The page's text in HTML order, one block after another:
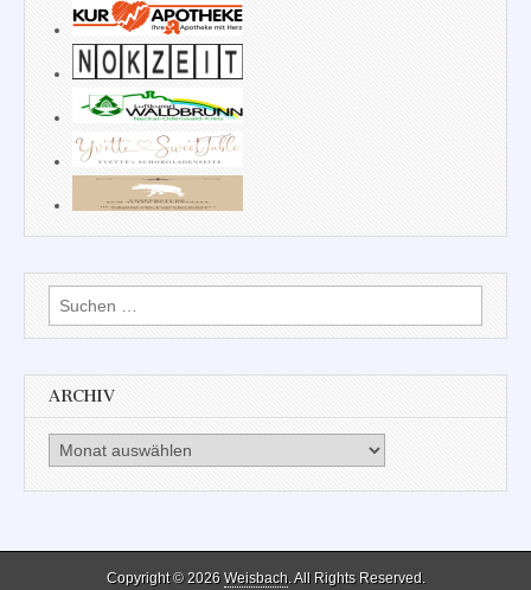
Suchen
nach:
ARCHIV
Archiv
Copyright © 2026 Weisbach. All Rights Reserved.